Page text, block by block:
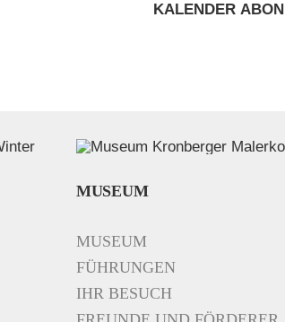
KALENDER
MUSEUM
MUSEUM
FÜHRUNGEN
IHR BESUCH